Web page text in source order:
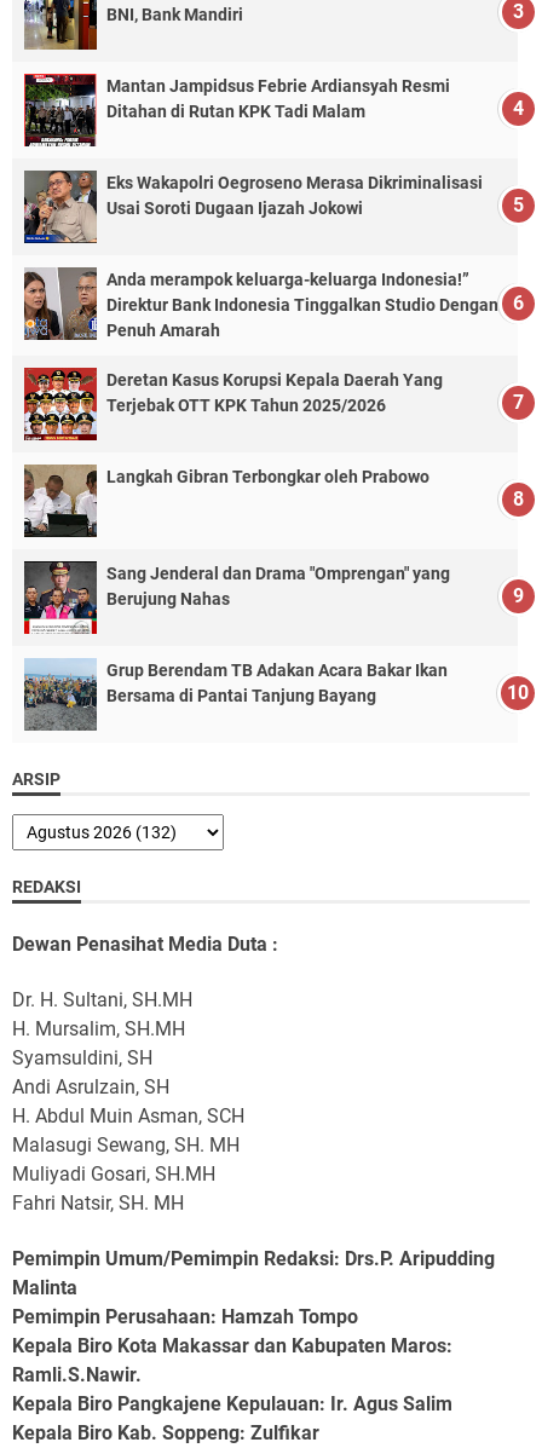
BNI, Bank Mandiri
Mantan Jampidsus Febrie Ardiansyah Resmi
Ditahan di Rutan KPK Tadi Malam
Eks Wakapolri Oegroseno Merasa Dikriminalisasi
Usai Soroti Dugaan Ijazah Jokowi
Anda merampok keluarga-keluarga Indonesia!”
Direktur Bank Indonesia Tinggalkan Studio Dengan
Penuh Amarah
Deretan Kasus Korupsi Kepala Daerah Yang
Terjebak OTT KPK Tahun 2025/2026
Langkah Gibran Terbongkar oleh Prabowo
Sang Jenderal dan Drama "Omprengan" yang
Berujung Nahas
Grup Berendam TB Adakan Acara Bakar Ikan
Bersama di Pantai Tanjung Bayang
ARSIP
REDAKSI
Dewan Penasihat Media Duta :
Dr. H. Sultani, SH.MH
H. Mursalim, SH.MH
Syamsuldini, SH
Andi Asrulzain, SH
H. Abdul Muin Asman, SCH
Malasugi Sewang, SH. MH
Muliyadi Gosari, SH.MH
Fahri Natsir, SH. MH
Pemimpin Umum/Pemimpin Redaksi: Drs.P. Aripudding
Malinta
Pemimpin Perusahaan: Hamzah Tompo
Kepala Biro Kota Makassar dan Kabupaten Maros:
Ramli.S.Nawir.
Kepala Biro Pangkajene Kepulauan: Ir. Agus Salim
Kepala Biro Kab. Soppeng: Zulfikar